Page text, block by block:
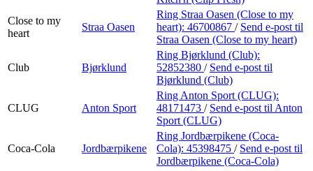
Close to my
heart
Straa Oasen
Ring Straa Oasen (Close to my
heart): 46700867 / Send e-post til
Straa Oasen (Close to my heart)
Club Bjørklund
Ring Bjørklund (Club):
52852380 / Send e-post til
Bjørklund (Club)
CLUG Anton Sport
Ring Anton Sport (CLUG):
48171473 / Send e-post til Anton
Sport (CLUG)
Coca-Cola Jordbærpikene
Ring Jordbærpikene (Coca-
Cola): 45398475 / Send e-post til
Jordbærpikene (Coca-Cola)